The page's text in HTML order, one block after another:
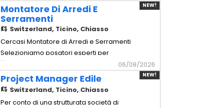
Gamma. - Aiuto Falegname Mansionario
- Assistenza tecnica: Supporto operativo
ai falegnami qualificati durante le
lavorazioni in posa. - Movimentazione
carichi: Spostamento e movim
NEW!
Montatore Di Arredi E
Serramenti
Switzerland, Ticino, Chiasso
Cercasi Montatore di Arredi e Serramenti
Selezioniamo posatori esperti per
cantieri civili, commerciali e progetti di
arredamento d'alta gamma sul territorio.
Mansionario - Montaggio arredi: Posa in
opera e montaggio millimetrico di arredi
...
06/08/2026
NEW!
Project Manager Edile
Switzerland, Ticino, Chiasso
Per conto di una strutturata società di